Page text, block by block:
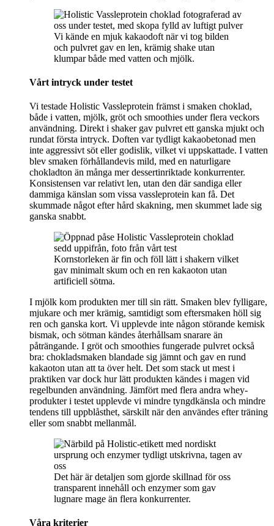
Vi kände en mjuk kakaodoft när vi tog bilden
och pulvret gav en len, krämig shake utan
klumpar både med vatten och mjölk.
Vårt intryck under testet
Vi testade Holistic Vassleprotein främst i smaken choklad,
både i vatten, mjölk, gröt och smoothies under flera veckors
användning. Direkt i shaker gav pulvret ett ganska mjukt och
rundat första intryck. Doften var tydligt kakaobetonad men
inte aggressivt söt eller godislik, vilket vi uppskattade. I vatten
blev smaken förhållandevis mild, med en naturligare
chokladton än många mer dessertinriktade konkurrenter.
Konsistensen var relativt len, utan den där sandiga eller
dammiga känslan som vissa vassleprotein kan få. Det
skummade något efter hård skakning, men skummet lade sig
ganska snabbt.
Kornstorleken är fin och föll lätt i shakern vilket
gav minimalt skum och en ren kakaoton utan
artificiell sötma.
I mjölk kom produkten mer till sin rätt. Smaken blev fylligare,
mjukare och mer krämig, samtidigt som eftersmaken höll sig
ren och ganska kort. Vi upplevde inte någon störande kemisk
bismak, och sötman kändes återhållsam snarare än
påträngande. I gröt och smoothies fungerade pulvret också
bra: chokladsmaken blandade sig jämnt och gav en rund
kakaoton utan att ta över helt. Det som stack ut mest i
praktiken var dock hur lätt produkten kändes i magen vid
regelbunden användning. Jämfört med flera andra whey-
produkter i testet upplevde vi mindre tyngdkänsla och mindre
tendens till uppblåsthet, särskilt när den användes efter träning
eller som snabbt mellanmål.
Det här är detaljen som gjorde skillnad för oss
transparent innehåll och enzymer som gav
lugnare mage än flera konkurrenter.
Våra kriterier